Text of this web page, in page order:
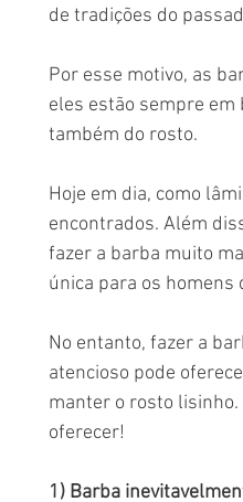
de tradições do
Por esse motivo, as
eles estão sempre
também do rosto.
Hoje em dia, como
encontrados. Além
fazer a barba muito
única para os
No entanto, fazer a
atencioso pode
manter o rosto lisinho.
oferecer!
1) Barba